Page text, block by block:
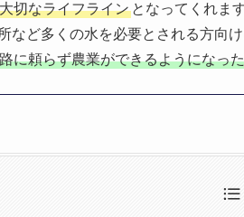
大切なライフライン となってくれます
など多くの水を必要とされる方向
に頼らず農業ができるようになった